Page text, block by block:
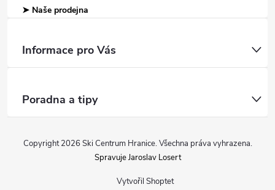
➤ Naše prodejna
Informace pro Vás
Poradna a tipy
Vytvořil Shoptet
Copyright 2026 Ski Centrum Hranice. Všechna práva vyhrazena.
Spravuje Jaroslav Losert